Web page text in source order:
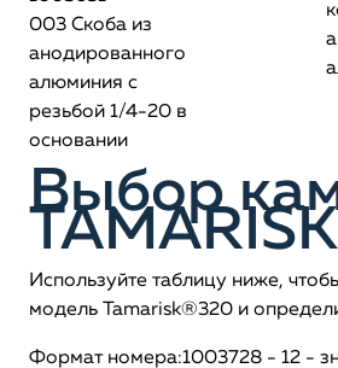
003 Скоба из
анодированного
алюминия с
резьбой 1/4-20 в
основании
Выбор
Используйте таблицу ниже,
модель Tamarisk®320 и
Формат номера:1003728 - 12 -